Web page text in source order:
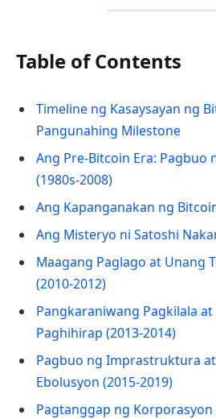
Table of Contents
Timeline ng Kasaysayan ng
Pangunahing Milestone
Ang Pre-Bitcoin Era: Pagbuo
(1980s-2008)
Ang Kapanganakan ng
Ang Misteryo ni Satoshi
Maagang Paglago at Unang
(2010-2012)
Pangkaraniwang Pagkilala
Paghihirap (2013-2014)
Pagbuo ng Imprastruktura
Ebolusyon (2015-2019)
Pagtanggap ng